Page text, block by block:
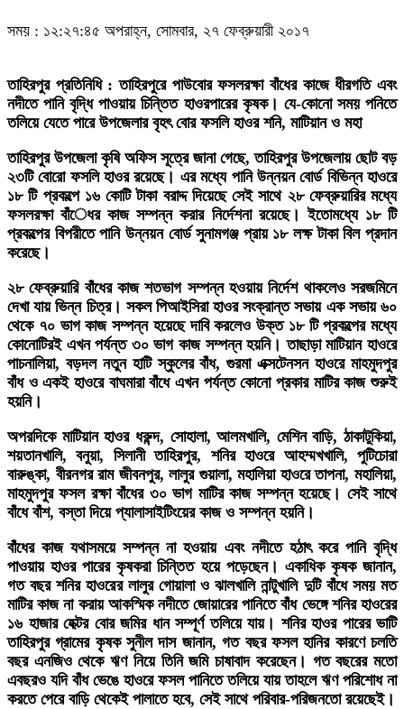
সময় : ১২:২৭:৪৫ অপরাহ্ন, সোমবার, ২৭ ফেব্রুয়ারী ২০১৭
তাহিরপুর প্রতিনিধি : তাহিরপুরে পাউবোর ফসলরক্ষা বাঁধের কাজে ধীরগতি এবং
নদীতে পানি বৃদ্ধি পাওয়ায় চিন্তিত হাওরপারের কৃষক। যে-কোনো সময় পনিতে
তলিয়ে যেতে পারে উপজেলার বৃহৎ বোর ফসলি হাওর শনি, মাটিয়ান ও মহা
তাহিরপুর উপজেলা কৃষি অফিস সূত্রে জানা গেছে, তাহিরপুর উপজেলায় ছোট বড়
২৩টি বোরো ফসলি হাওর রয়েছে। এর মধ্যে পানি উন্নয়ন বোর্ড বিভিন্ন হাওরে
১৮ টি প্রকল্পে ১৬ কোটি টাকা বরাদ্দ দিয়েছে সেই সাথে ২৮ ফেব্রুয়ারির মধ্যে
ফসলরক্ষা বাঁেধর কাজ সম্পন্ন করার নির্দেশনা রয়েছে। ইতোমধ্যে ১৮ টি
প্রকল্পের বিপরীতে পানি উন্নয়ন বোর্ড সুনামগঞ্জ প্রায় ১৮ লক্ষ টাকা বিল প্রদান
করেছে।
২৮ ফেব্রুয়ারি বাঁধের কাজ শতভাগ সম্পন্ন হওয়ায় নির্দেশ থাকলেও সরজমিনে
দেখা যায় ভিন্ন চিত্র। সকল পিআইসিরা হাওর সংক্রান্ত সভায় এক সভায় ৬০
থেকে ৭০ ভাগ কাজ সম্পন্ন হয়েছে দাবি করলেও উক্ত ১৮ টি প্রকল্পের মধ্যে
কোনোটিরই এখন পর্যন্ত ৩০ ভাগ কাজ সম্পন্ন হয়নি। তাছাড়া মাটিয়ান হাওরে
পাচনালিয়া, বড়দল নতুন হাটি স্কুলের বাঁধ, গুরমা এক্সটেনসন হাওরে মাহমুদপুর
বাঁধ ও একই হাওরে বাঘমারা বাঁধে এখন পর্যন্ত কোনো প্রকার মাটির কাজ শুরুই
হয়নি।
অপরদিকে মাটিয়ান হাওর ধরুন্দ, সোহালা, আলমখালি, মেশিন বাড়ি, ঠাকাটুকিয়া,
শয়তানখালি, বনুয়া, সিলানী তাহিরপুর, শনির হাওরে আহম্মখখালি, পুটিচোরা
বারুঙ্কা, বীরনগর রাম জীবনপুর, লালুর গুয়ালা, মহালিয়া হাওরে তাপনা, মহালিয়া,
মাহমুদপুর ফসল রক্ষা বাঁধের ৩০ ভাগ মাটির কাজ সম্পন্ন হয়েছে। সেই সাথে
বাঁধে বাঁশ, বস্তা দিয়ে প্যালাসাইটিংয়ের কাজ ও সম্পন্ন হয়নি।
বাঁধের কাজ যথাসময়ে সম্পন্ন না হওয়ায় এবং নদীতে হঠাৎ করে পানি বৃদ্ধি
পাওয়ায় হাওর পারের কৃষকরা চিন্তিত হয়ে পড়েছেন। একাধিক কৃষক জানান,
গত বছর শনির হাওরের লালুর গোয়ালা ও ঝালখালি নান্টুখালি দুটি বাঁধে সময় মত
মাটির কাজ না করায় আকস্মিক নদীতে জোয়ারের পানিতে বাঁধ ভেঙ্গে শনির হাওরের
১৬ হাজার হেক্টর বোর জমির ধান সম্পূর্ণ তলিয়ে যায়। শনির হাওর পারের ভাটি
তাহিরপুর গ্রামের কৃষক সুনীল দাস জানান, গত বছর ফসল হানির কারণে চলতি
বছর এনজিও থেকে ঋণ নিয়ে তিনি জমি চাষাবাদ করেছেন। গত বছরের মতো
এবছরও যদি বাঁধ ভেঙে হাওরে ফসল পানিতে তলিয়ে যায় তাহলে ঋণ পরিশোধ না
করতে পেরে বাড়ি থেকেই পালাতে হবে, সেই সাথে পরিবার-পরিজনতো রয়েছেই।